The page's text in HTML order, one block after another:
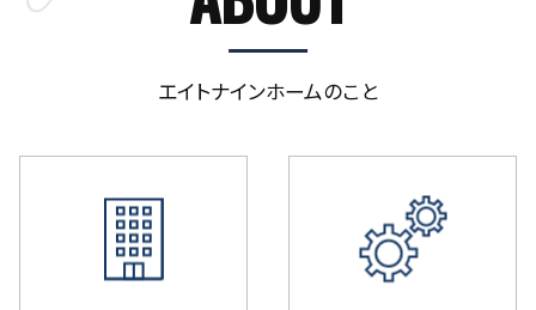
エイトナインホームのこと